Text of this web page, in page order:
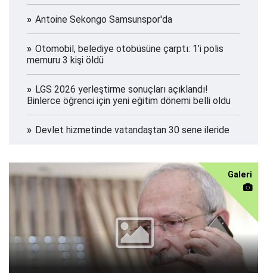
Antoine Sekongo Samsunspor'da
Otomobil, belediye otobüsüne çarptı: 1’i polis
memuru 3 kişi öldü
LGS 2026 yerleştirme sonuçları açıklandı!
Binlerce öğrenci için yeni eğitim dönemi belli oldu
Devlet hizmetinde vatandaştan 30 sene ileride
Galeri